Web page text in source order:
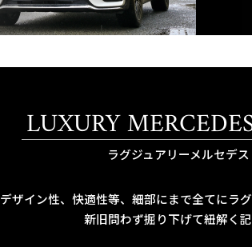
LUXURY
ラグジュアリーメルセデ
ザイン性、快適性等、細部にまで全てにラ
新旧問わず掘り下げて紐解く記